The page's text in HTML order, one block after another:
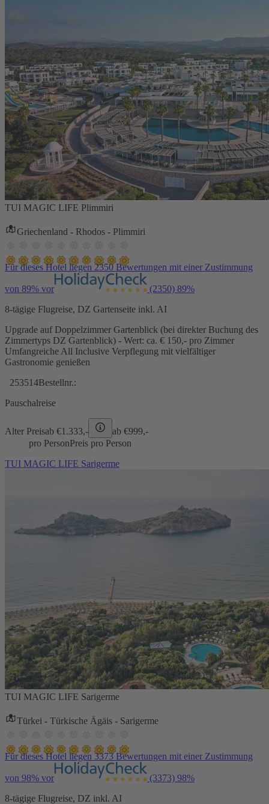
TUI MAGIC LIFE Plimmiri
Griechenland - Rhodos - Plimmiri
Für dieses Hotel liegen 2350 Bewertungen mit einer Zustimmung
von 89% vor (2350) 89%
8-tägige Flugreise, DZ Gartenseite inkl. AI
Upgrade auf Doppelzimmer Gartenblick (bei direkter Buchung des
Zimmertyps DZ Gartenblick) - Wert: ca. € 150,- pro Zimmer
Umfangreiche All Inclusive Verpflegung mit vielfältiger
Gastronomie genießen
253514Bestellnr.:
Pauschalreise
Alter Preisab €1.333,- ab €999,-
pro PersonPreis pro Person
TUI MAGIC LIFE Sarigerme
TUI MAGIC LIFE Sarigerme
Türkei - Türkische Ägäis - Sarigerme
Für dieses Hotel liegen 3373 Bewertungen mit einer Zustimmung
von 98% vor (3373) 98%
8-tägige Flugreise, DZ inkl. AI